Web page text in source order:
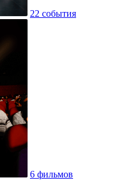
22 события
6 фильмов